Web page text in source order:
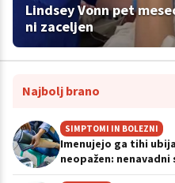
Lindsey Vonn pet
ni zaceljen
Najbolj brano
SIMPTOMI IN BOLEZNI
Imenujejo ga tihi
neopažen: